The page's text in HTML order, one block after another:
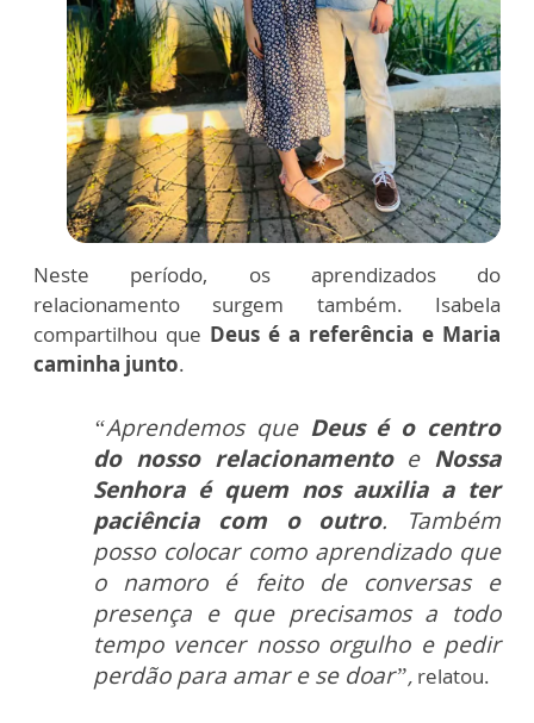
Neste período, os aprendizados do
relacionamento surgem também. Isabela
compartilhou que Deus é a referência e Maria
caminha junto.
“Aprendemos que Deus é o centro
do nosso relacionamentoe Nossa
Senhora é quem nos auxilia a ter
paciência com o outro. Também
posso colocar como aprendizado que
o namoro é feito de conversas e
presença e que precisamos a todo
tempo vencer nosso orgulho e pedir
perdão para amar e se doar”, relatou.